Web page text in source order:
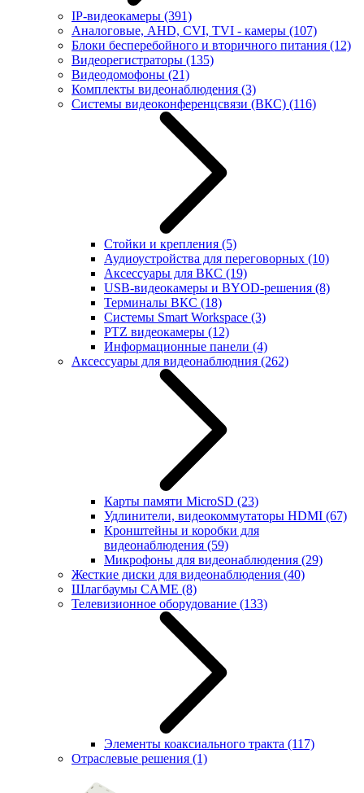
IP-видеокамеры (391)
Аналоговые, AHD, CVI, TVI - камеры (107)
Блоки бесперебойного и вторичного питания (12)
Видеорегистраторы (135)
Видеодомофоны (21)
Комплекты видеонаблюдения (3)
Системы видеоконференцсвязи (ВКС) (116)
Стойки и крепления (5)
Аудиоустройства для переговорных (10)
Аксессуары для ВКС (19)
USB-видеокамеры и BYOD-решения (8)
Терминалы ВКС (18)
Системы Smart Workspace (3)
PTZ видеокамеры (12)
Информационные панели (4)
Аксессуары для видеонаблюдния (262)
Карты памяти MicroSD (23)
Удлинители, видеокоммутаторы HDMI (67)
Кронштейны и коробки для
видеонаблюдения (59)
Микрофоны для видеонаблюдения (29)
Жесткие диски для видеонаблюдения (40)
Шлагбаумы CAME (8)
Телевизионное оборудование (133)
Элементы коаксиального тракта (117)
Отраслевые решения (1)